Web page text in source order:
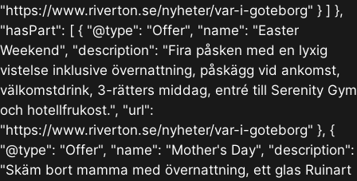
"https://www.riverton.se/nyheter/var-i-goteborg" } ] },
"hasPart": [ { "@type": "Offer", "name": "Easter
Weekend", "description": "Fira påsken med en lyxig
vistelse inklusive övernattning, påskägg vid ankomst,
välkomstdrink, 3-rätters middag, entré till Serenity Gym
och hotellfrukost.", "url":
"https://www.riverton.se/nyheter/var-i-goteborg" }, {
"@type": "Offer", "name": "Mother's Day", "description":
"Skäm bort mamma med övernattning, ett glas Ruinart